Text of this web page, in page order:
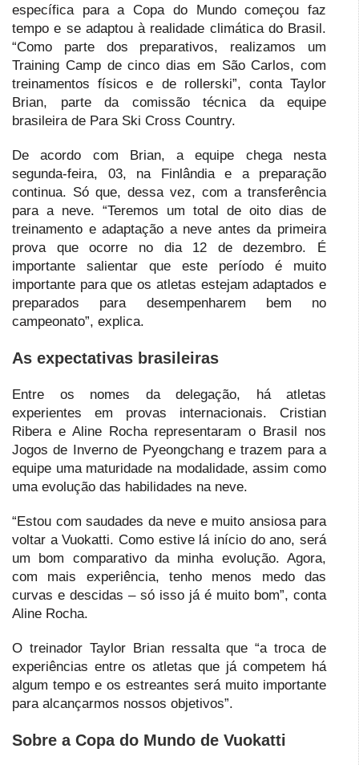
específica para a Copa do Mundo começou faz
tempo e se adaptou à realidade climática do Brasil.
“Como parte dos preparativos, realizamos um
Training Camp de cinco dias em São Carlos, com
treinamentos físicos e de rollerski”, conta Taylor
Brian, parte da comissão técnica da equipe
brasileira de Para Ski Cross Country.
De acordo com Brian, a equipe chega nesta
segunda-feira, 03, na Finlândia e a preparação
continua. Só que, dessa vez, com a transferência
para a neve. “Teremos um total de oito dias de
treinamento e adaptação a neve antes da primeira
prova que ocorre no dia 12 de dezembro. É
importante salientar que este período é muito
importante para que os atletas estejam adaptados e
preparados para desempenharem bem no
campeonato”, explica.
As expectativas brasileiras
Entre os nomes da delegação, há atletas
experientes em provas internacionais. Cristian
Ribera e Aline Rocha representaram o Brasil nos
Jogos de Inverno de Pyeongchang e trazem para a
equipe uma maturidade na modalidade, assim como
uma evolução das habilidades na neve.
“Estou com saudades da neve e muito ansiosa para
voltar a Vuokatti. Como estive lá início do ano, será
um bom comparativo da minha evolução. Agora,
com mais experiência, tenho menos medo das
curvas e descidas – só isso já é muito bom”, conta
Aline Rocha.
O treinador Taylor Brian ressalta que “a troca de
experiências entre os atletas que já competem há
algum tempo e os estreantes será muito importante
para alcançarmos nossos objetivos”.
Sobre a Copa do Mundo de Vuokatti